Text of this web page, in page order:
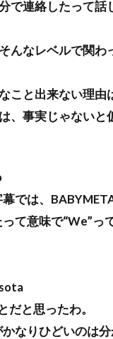
で連絡したって話
んなレベルで関わ
こと出来ない理由
、事実じゃないと
では、
て意味で“We”っ
だと思ったわ。
かなりひどいのは